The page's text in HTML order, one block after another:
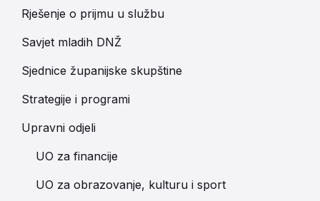
Rješenje o prijmu u službu
Savjet mladih DNŽ
Sjednice županijske skupštine
Strategije i programi
Upravni odjeli
UO za financije
UO za obrazovanje, kulturu i sport